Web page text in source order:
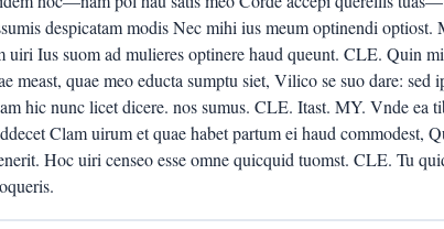
despicatam modis Nec mihi ius meum optinendi optiost.
uiri Ius suom ad mulieres optinere haud queunt. CLE. Quin
meast, quae meo educta sumptu siet, Vilico se suo dare: sed
hic nunc licet dicere. nos sumus. CLE. Itast. MY. Vnde ea
Clam uirum et quae habet partum ei haud commodest,
Hoc uiri censeo esse omne quicquid tuomst. CLE. Tu